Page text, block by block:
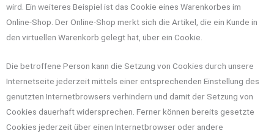
wird. Ein weiteres Beispiel ist das Cookie eines Warenkorbes im
Online-Shop. Der Online-Shop merkt sich die Artikel, die ein Kunde in
den virtuellen Warenkorb gelegt hat, über ein Cookie.
Die betroffene Person kann die Setzung von Cookies durch unsere
Internetseite jederzeit mittels einer entsprechenden Einstellung des
genutzten Internetbrowsers verhindern und damit der Setzung von
Cookies dauerhaft widersprechen. Ferner können bereits gesetzte
Cookies jederzeit über einen Internetbrowser oder andere